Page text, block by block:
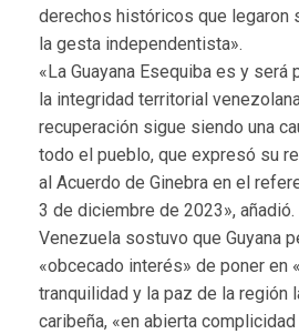
derechos históricos que legaron
la gesta independentista».
«La Guayana Esequiba es y
la integridad territorial
recuperación sigue siendo una
todo el pueblo, que expresó su
al Acuerdo de Ginebra en el
3 de diciembre de 2023», añadió.
Venezuela sostuvo que Guyana
«obcecado interés» de poner en
tranquilidad y la paz de la región
caribeña, «en abierta